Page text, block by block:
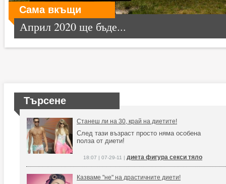
Сама вкъщи
Април 2020 ще бъде...
Търсене
Станеш ли на 30, край на диетите!
След тази възраст просто няма особена
полза от диети!
18:07 | 07-29-11 | диета фигура секси тяло
Казваме "не" на драстичните диети!